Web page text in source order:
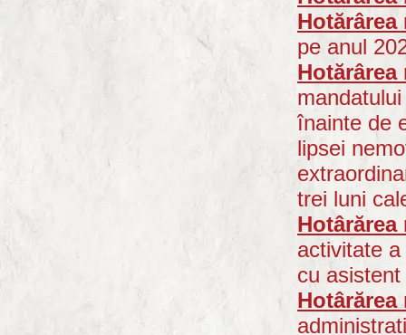
Hotărârea
pe anul
Hotărârea
înainte de
lipsei
trei luni
Hotârărea
activitate
cu
Hotârărea